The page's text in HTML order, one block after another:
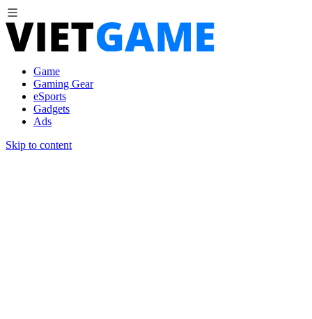
Game
Gaming Gear
eSports
Gadgets
Ads
Skip to content